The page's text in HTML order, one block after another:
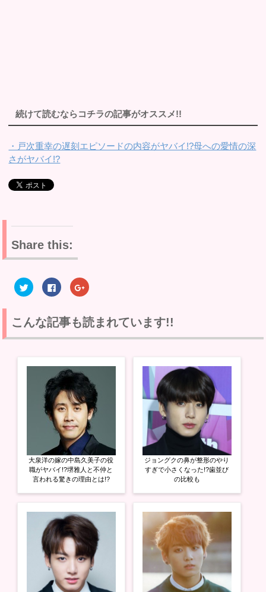
続けて読むならコチラの記事がオススメ!!
・戸次重幸の遅刻エピソードの内容がヤバイ!?母への愛情の深
さがヤバイ!?
Share this:
ク
リ
て
T
w
i
ウ
で
開
き
ま
す
F
a
o
o
k
で
る
に
は
ク
リ
ッ
ク
し
て
く
だ
さ
い
(
新
し
い
ウ
ド
ウ
開
き
ま
す
)
ク
リ
し
て
G
o
o
で
共
有
新
し
い
ウ
ィ
ン
ド
ウ
で
開
き
ま
す
こんな記事も読まれています!!
大泉洋の嫁の中島久美子の役
職がヤバイ!?堺雅人と不仲と
言われる驚きの理由とは!?
ジョングクの鼻が整形のやり
すぎで小さくなった!?歯並び
の比較も